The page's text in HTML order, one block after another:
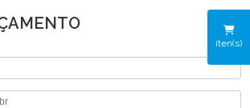
iten(s)